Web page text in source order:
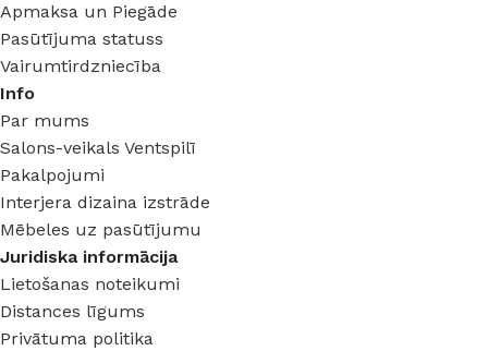
Apmaksa un Piegāde
Pasūtījuma statuss
Vairumtirdzniecība
Info
Par mums
Salons-veikals Ventspilī
Pakalpojumi
Interjera dizaina izstrāde
Mēbeles uz pasūtījumu
Juridiska informācija
Lietošanas noteikumi
Distances līgums
Privātuma politika